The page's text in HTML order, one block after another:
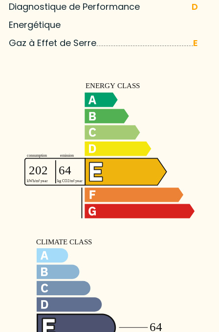
Diagnostique de Performance
Energétique
D
Gaz à Effet de Serre E